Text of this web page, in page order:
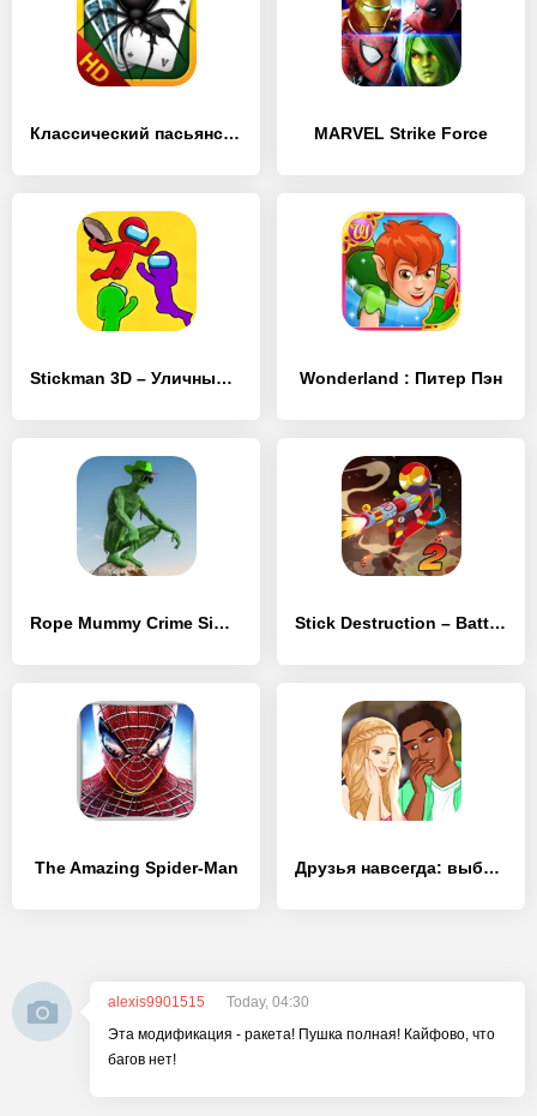
Классический пасьянс 'Паук' MARVEL Strike Force
Stickman 3D – Уличный гангстер Wonderland : Питер Пэн
Rope Mummy Crime Simulator: Vegas Hero Stick Destruction – Battle of Ragdoll Warriors
The Amazing Spider-Man Друзья навсегда: выбери свою историю уже сейчас
alexis9901515
Today, 04:30
Эта модификация - ракета! Пушка полная! Кайфово, что
багов нет!